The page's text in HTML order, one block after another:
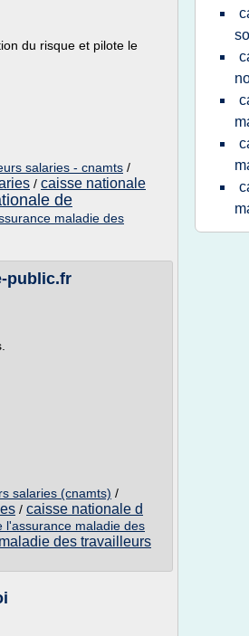
du risque et pilote le
salaries - cnamts /
/ caisse nationale
de
maladie des
public.fr
salaries (cnamts) /
/ caisse nationale d
l'assurance maladie des
des travailleurs